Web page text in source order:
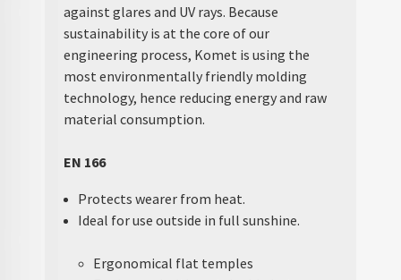
against glares and UV rays. Because
sustainability is at the core of our
engineering process, Komet is using the
most environmentally friendly molding
technology, hence reducing energy and raw
material consumption.
EN 166
Protects wearer from heat.
Ideal for use outside in full sunshine.
Ergonomical flat temples